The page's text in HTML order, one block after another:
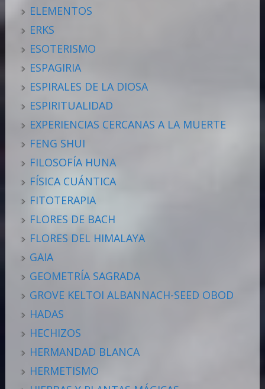
ELEMENTOS
ERKS
ESOTERISMO
ESPAGIRIA
ESPIRALES DE LA DIOSA
ESPIRITUALIDAD
EXPERIENCIAS CERCANAS A LA MUERTE
FENG SHUI
FILOSOFÍA HUNA
FÍSICA CUÁNTICA
FITOTERAPIA
FLORES DE BACH
FLORES DEL HIMALAYA
GAIA
GEOMETRÍA SAGRADA
GROVE KELTOI ALBANNACH-SEED OBOD
HADAS
HECHIZOS
HERMANDAD BLANCA
HERMETISMO